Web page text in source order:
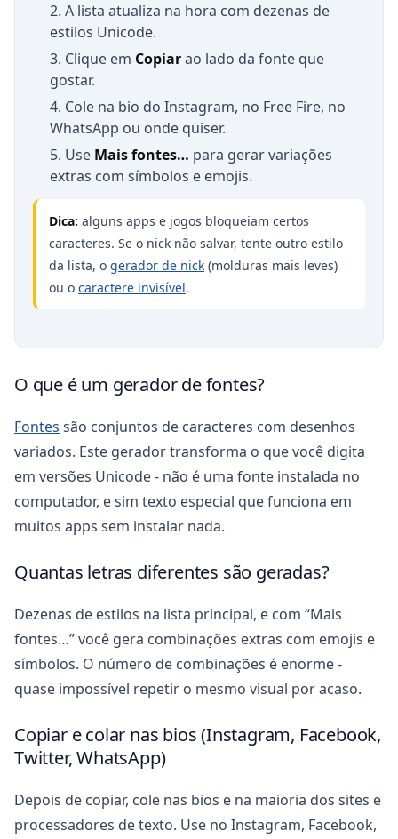
A lista atualiza na hora com dezenas de
estilos Unicode.
Clique em Copiarao lado da fonte que
gostar.
Cole na bio do Instagram, no Free Fire, no
WhatsApp ou onde quiser.
Use Mais fontes… para gerar variações
extras com símbolos e emojis.
Dica: alguns apps e jogos bloqueiam certos
caracteres. Se o nick não salvar, tente outro estilo
da lista, o gerador de nick (molduras mais leves)
ou o caractere invisível.
O que é um gerador de fontes?
Fontes são conjuntos de caracteres com desenhos
variados. Este gerador transforma o que você digita
em versões Unicode - não é uma fonte instalada no
computador, e sim texto especial que funciona em
muitos apps sem instalar nada.
Quantas letras diferentes são geradas?
Dezenas de estilos na lista principal, e com “Mais
fontes…” você gera combinações extras com emojis e
símbolos. O número de combinações é enorme -
quase impossível repetir o mesmo visual por acaso.
Copiar e colar nas bios (Instagram, Facebook,
Twitter, WhatsApp)
Depois de copiar, cole nas bios e na maioria dos sites e
processadores de texto. Use no Instagram, Facebook,